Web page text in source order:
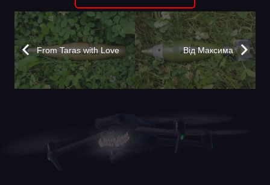
From Taras with Love Від Максима